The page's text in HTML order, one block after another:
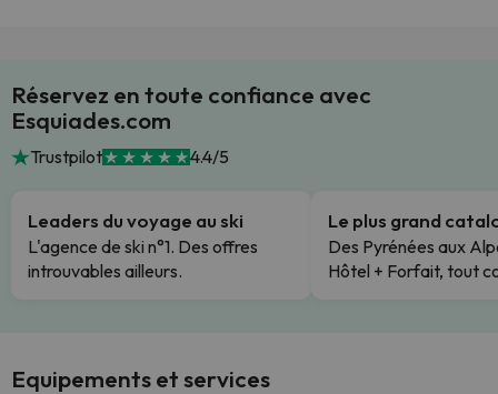
Réservez en toute confiance avec
Esquiades.com
Trustpilot 4.4/5
Leaders du voyage au ski
L'agence de ski n°1. Des offres
introuvables ailleurs.
Le plus grand
Des Pyrénées aux
Hôtel + Forfait, tout
Equipements et services